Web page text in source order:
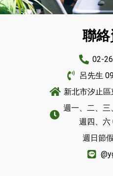
加盟專區
聯
02-
呂先生
新北市汐止
週一、二、三
週四、六
週日節